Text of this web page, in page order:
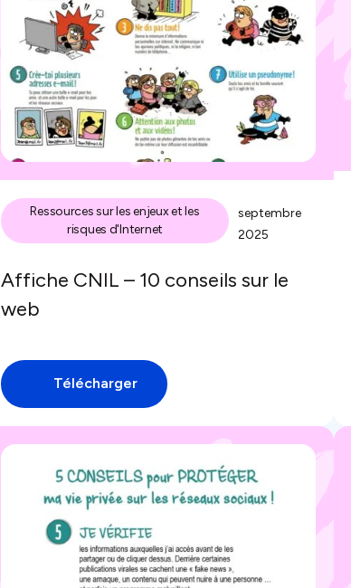
Ressources sur les enjeux et les
risques d'Internet
septembre
2025
Affiche CNIL – 10 conseils sur le
web
Télécharger